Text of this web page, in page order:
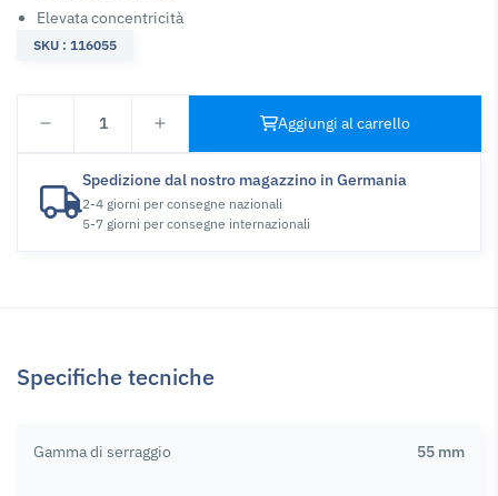
Elevata concentricità
SKU : 116055
1 Aggiungi al carrello
Spedizione dal nostro magazzino in Germania
2-4 giorni per consegne nazionali
5-7 giorni per consegne internazionali
Specifiche tecniche
Gamma di serraggio 55 mm